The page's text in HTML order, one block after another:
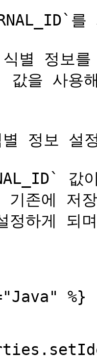
를
별 정보
값을 사용
정보 설
값
기존에 저
정하게 되
%}